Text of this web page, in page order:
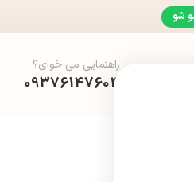
شو
راهنمایی می خوای؟
09376147604